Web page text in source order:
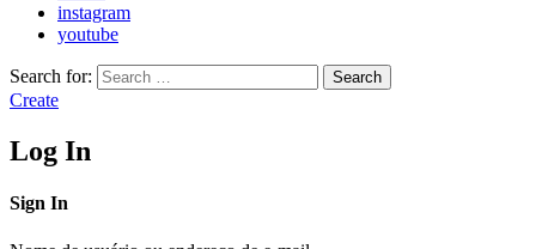
instagram
youtube
Search for: Search
Create
Log In
Sign In